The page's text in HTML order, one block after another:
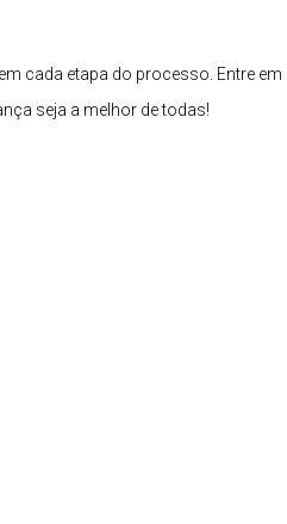
em cada etapa do processo. Entre
seja a melhor de todas!